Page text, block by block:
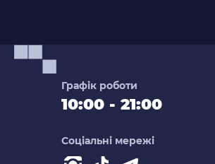
Графік роботи
10:00 - 21:00
Соціальні мережі